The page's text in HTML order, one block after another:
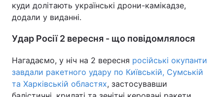
куди долітають українські дрони-камікадзе,
додали у виданні.
Удар Росії 2 вересня - що повідомлялося
Нагадаємо, у ніч на 2 вересня російські окупанти
завдали ракетного удару по Київській, Сумській
та Харківській областях, застосувавши